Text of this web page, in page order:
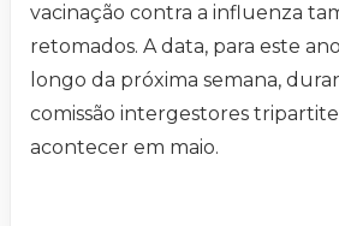
vacinação contra a influenza
retomados. A data, para este
longo da próxima semana,
comissão intergestores
acontecer em maio.